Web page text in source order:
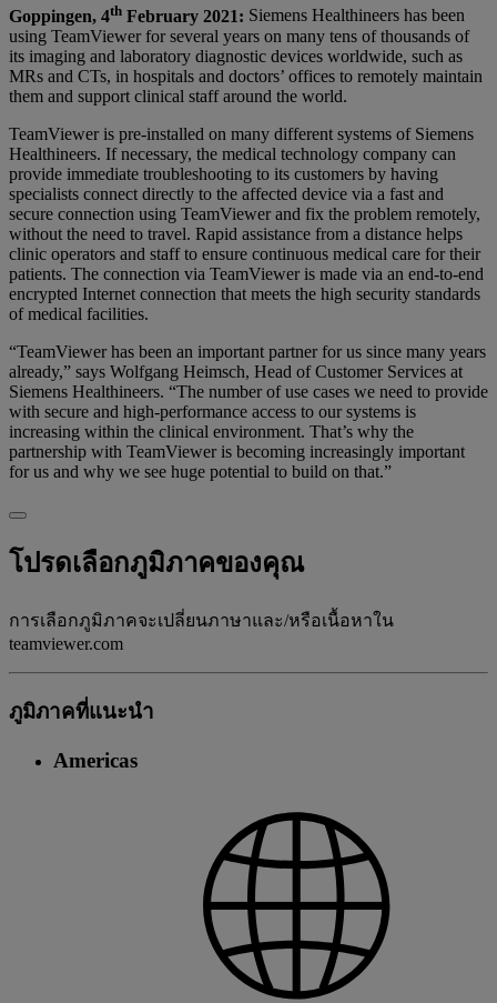
Goppingen, 4th February 2021: Siemens Healthineers has been
using TeamViewer for several years on many tens of thousands of
its imaging and laboratory diagnostic devices worldwide, such as
MRs and CTs, in hospitals and doctors’ offices to remotely maintain
them and support clinical staff around the world.
TeamViewer is pre-installed on many different systems of Siemens
Healthineers. If necessary, the medical technology company can
provide immediate troubleshooting to its customers by having
specialists connect directly to the affected device via a fast and
secure connection using TeamViewer and fix the problem remotely,
without the need to travel. Rapid assistance from a distance helps
clinic operators and staff to ensure continuous medical care for their
patients. The connection via TeamViewer is made via an end-to-end
encrypted Internet connection that meets the high security standards
of medical facilities.
“TeamViewer has been an important partner for us since many years
already,” says Wolfgang Heimsch, Head of Customer Services at
Siemens Healthineers. “The number of use cases we need to provide
with secure and high-performance access to our systems is
increasing within the clinical environment. That’s why the
partnership with TeamViewer is becoming increasingly important
for us and why we see huge potential to build on that.”
โปรดเลือกภูมิภาคของคุณ
การเลือกภูมิภาคจะเปลี่ยนภาษาและ/หรือเนื้อหาใน
teamviewer.com
ภูมิภาคที่แนะนํา
Americas